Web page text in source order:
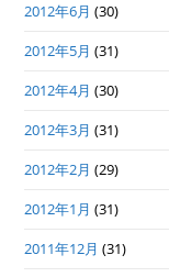
2012年6月 (30)
2012年5月 (31)
2012年4月 (30)
2012年3月 (31)
2012年2月 (29)
2012年1月 (31)
2011年12月 (31)